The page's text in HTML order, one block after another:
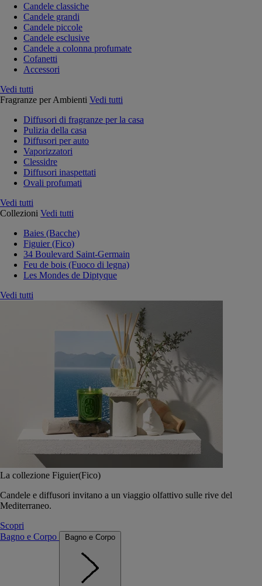
Candele classiche
Candele grandi
Candele piccole
Candele esclusive
Candele a colonna profumate
Cofanetti
Accessori
Vedi tutti
Fragranze per Ambienti Vedi tutti
Diffusori di fragranze per la casa
Pulizia della casa
Diffusori per auto
Vaporizzatori
Clessidre
Diffusori inaspettati
Ovali profumati
Vedi tutti
Collezioni Vedi tutti
Baies (Bacche)
Figuier (Fico)
34 Boulevard Saint-Germain
Feu de bois (Fuoco di legna)
Les Mondes de Diptyque
Vedi tutti
La collezione Figuier(Fico)
Candele e diffusori invitano a un viaggio olfattivo sulle rive del
Mediterraneo.
Scopri
Bagno e Corpo
Bagno e Corpo